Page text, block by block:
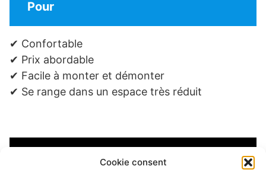
Cookie consent
Pour
✔ Confortable
✔ Prix abordable
✔ Facile à monter et démonter
✔ Se range dans un espace très réduit